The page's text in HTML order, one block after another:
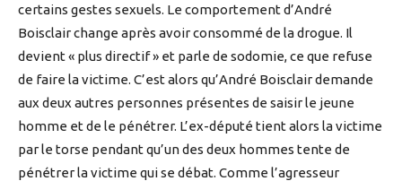
certains gestes sexuels. Le comportement d’André
Boisclair change après avoir consommé de la drogue. Il
devient « plus directif » et parle de sodomie, ce que refuse
de faire la victime. C’est alors qu’André Boisclair demande
aux deux autres personnes présentes de saisir le jeune
homme et de le pénétrer. L’ex-député tient alors la victime
par le torse pendant qu’un des deux hommes tente de
pénétrer la victime qui se débat. Comme l’agresseur